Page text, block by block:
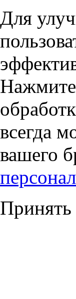
Для
Нажмите
всегда
вашего
Принять